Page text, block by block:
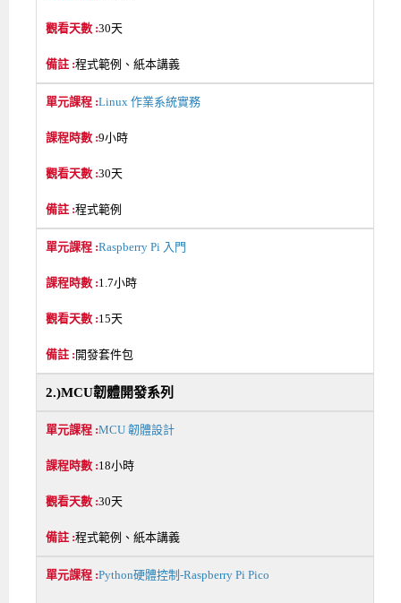
30天
程式範例、紙本講義
Linux 作業系統實務
9小時
30天
程式範例
Raspberry Pi 入門
1.7小時
15天
開發套件包
2.)MCU韌體開發系列
MCU 韌體設計
18小時
30天
程式範例、紙本講義
Python硬體控制-Raspberry Pi Pico